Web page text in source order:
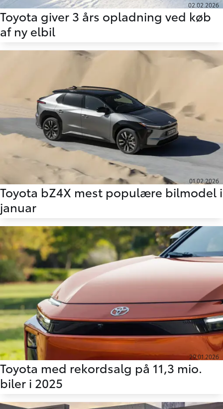
02.02.2026
Toyota giver 3 års opladning ved køb
af ny elbil
01.02.2026
Toyota bZ4X mest populære bilmodel i
januar
29.01.2026
Toyota med rekordsalg på 11,3 mio.
biler i 2025